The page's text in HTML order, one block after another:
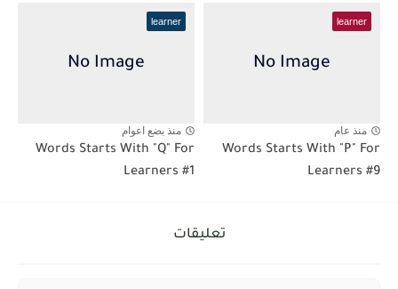
learner
منذ عام
Words Starts With "P" For
Learners #9
learner
منذ بضع اعوام
Words Starts With "Q" For
Learners #1
تعليقات